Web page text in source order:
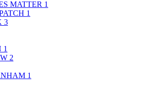
MATTER 1
1
3
1
2
1